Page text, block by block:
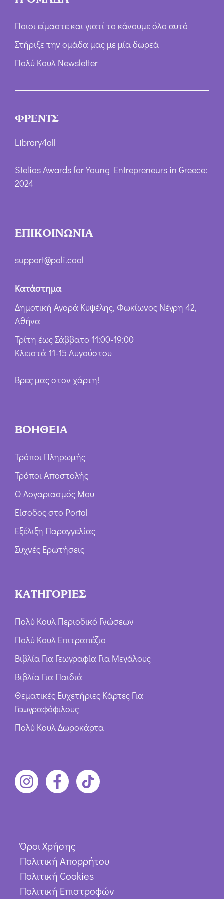
Ποιοι είμαστε και γιατί το κάνουμε όλο αυτό
Στήριξε την ομάδα μας με μία δωρεά
Πολύ Κουλ Newsletter
ΦΡΕΝΤΣ
Library4all
Stelios Awards for Young Entrepreneurs in Greece:
2024
ΕΠΙΚΟΙΝΩΝΙΑ
support@poli.cool
Κατάστημα
Δημοτική Αγορά Κυψέλης, Φωκίωνος Νέγρη 42,
Αθήνα
Τρίτη έως Σάββατο 11:00-19:00
Κλειστά 11-15 Αυγούστου
Βρες μας στον χάρτη!
ΒΟΗΘΕΙΑ
Τρόποι Πληρωμής
Τρόποι Αποστολής
Ο Λογαριασμός Μου
Είσοδος στο Portal
Εξέλιξη Παραγγελίας
Συχνές Ερωτήσεις
ΚΑΤΗΓΟΡΙΕΣ
Πολύ Κουλ Περιοδικό Γνώσεων
Πολύ Κουλ Επιτραπέζιο
Βιβλία Για Γεωγραφία Για Μεγάλους
Βιβλία Για Παιδιά
Θεματικές Ευχετήριες Κάρτες Για
Γεωγραφόφιλους
Πολύ Κουλ Δωροκάρτα
Όροι Χρήσης
Πολιτική Απορρήτου
Πολιτική Cookies
Πολιτική Επιστροφών